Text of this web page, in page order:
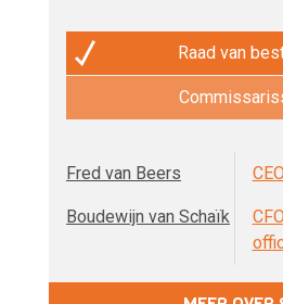
Raad van
Fred van Beers CEO
Boudewijn van Schaïk